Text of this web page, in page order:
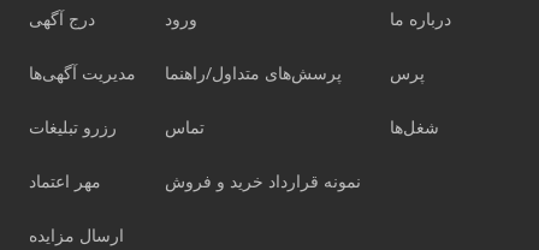
درج آگهی
مدیریت آگهی‌ها
رزرو تبلیغات
مهر اعتماد
ارسال مزایده
ورود
پرسش‌های متداول/راهنما
تماس
نمونه قرارداد خرید و فروش
درباره ما
پرس
شغل‌ها